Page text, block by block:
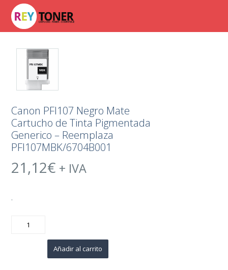
Canon PFI107 Negro Mate
Cartucho de Tinta Pigmentada
Generico – Reemplaza
PFI107MBK/6704B001
21,12€ + IVA
.
PFI107
Añadir al carrito